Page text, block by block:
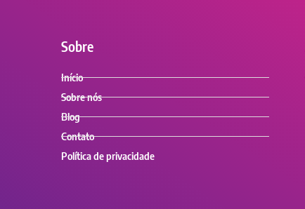
Sobre
Início
Sobre nós
Blog
Contato
Política de privacidade